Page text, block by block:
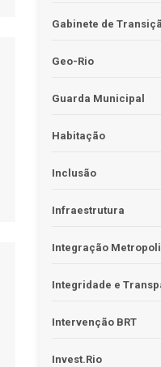
Gabinete de
Geo-Rio
Guarda Municipal
Habitação
Inclusão
Infraestrutura
Integração
Integridade e
Intervenção BRT
Invest.Rio